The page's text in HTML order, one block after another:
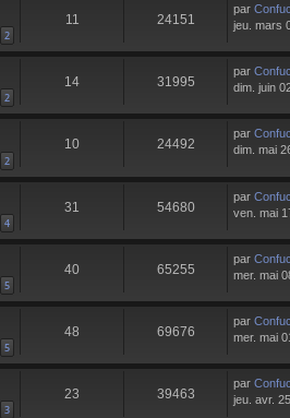
2
11 24151
par
jeu. mars
2
14 31995
par
dim. juin
2
10 24492
par
dim. mai
4
31 54680
par
ven. mai
5
40 65255
par
mer. mai
5
48 69676
par
mer. mai
3
23 39463
par
jeu. avr.